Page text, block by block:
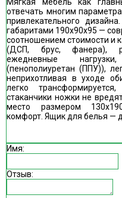
отвечать многим
привлекательного
габаритами 190х90х95 —
соотношением стоимости и
(ДСП, брус, фанера),
ежедневные
(пенополиуретан (ППУ)),
неприхотливая в уходе
легко
стаканчики ножки не
место размером
комфорт. Ящик для белья —
Имя:
Отзыв: